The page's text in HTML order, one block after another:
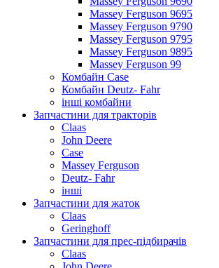
Massey Ferguson 9695
Massey Ferguson 9790
Massey Ferguson 9795
Massey Ferguson 9895
Massey Ferguson 99
Комбайн Case
Комбайн Deutz- Fahr
інші комбайни
Запчастини для тракторів
Claas
John Deere
Case
Massey Ferguson
Deutz- Fahr
інші
Запчастини для жаток
Claas
Geringhoff
Запчастини для прес-підбирачів
Claas